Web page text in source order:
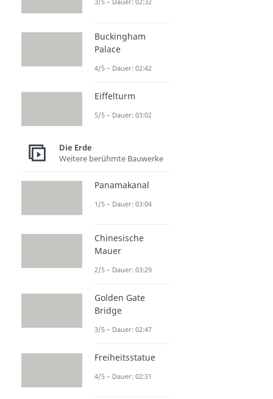
Buckingham
Palace
4/5 – Dauer: 02:42
Eiffelturm
5/5 – Dauer: 03:02
Die Erde
Weitere berühmte Bauwerke
Panamakanal
1/5 – Dauer: 03:04
Chinesische
Mauer
2/5 – Dauer: 03:29
Golden Gate
Bridge
3/5 – Dauer: 02:47
Freiheitsstatue
4/5 – Dauer: 02:31